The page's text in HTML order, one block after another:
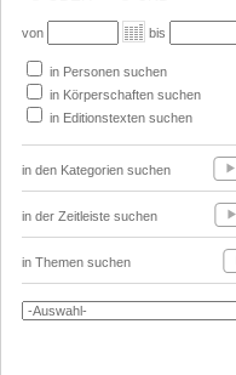
von bis
in Personen suchen
in Körperschaften suchen
in Editionstexten suchen
in den Kategorien suchen
in der Zeitleiste suchen
in Themen suchen